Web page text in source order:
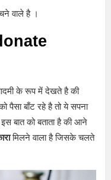
वाले है ।
के रूप में देखते है की
बाँट रहे है तो ये सपना
बात को बताता है की आने
मिलने वाला है जिसके चलते